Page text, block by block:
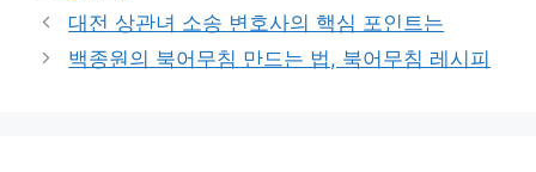
대전 상관녀 소송 변호사의 핵심 포인트는
백종원의 북어무침 만드는 법, 북어무침 레시피